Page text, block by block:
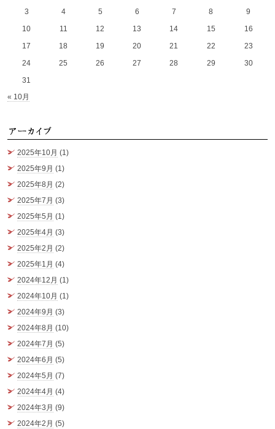
3
4 5 6 7 8
9
10
11 12 13 14 15
16
17
18 19 20 21 22
23
24
25 26 27 28 29
30
31
« 10月
2025年10月 (1)
2025年9月 (1)
2025年8月 (2)
2025年7月 (3)
2025年5月 (1)
2025年4月 (3)
2025年2月 (2)
2025年1月 (4)
2024年12月 (1)
2024年10月 (1)
2024年9月 (3)
2024年8月 (10)
2024年7月 (5)
2024年6月 (5)
2024年5月 (7)
2024年4月 (4)
2024年3月 (9)
2024年2月 (5)